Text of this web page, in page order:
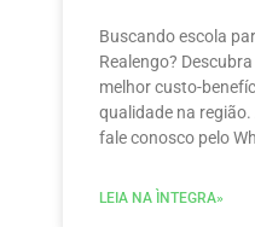
Buscando escola
Realengo?
melhor custo-
qualidade na
fale conosco pelo
LEIA NA ÌNTEGRA»